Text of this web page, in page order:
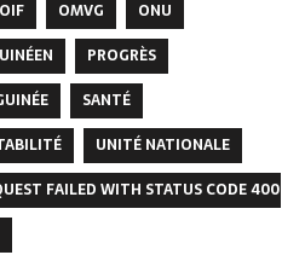
OIF OMVG
ONU
PROGRÈS
SANTÉ
UNITÉ NATIONALE
FAILED WITH STATUS CODE 400